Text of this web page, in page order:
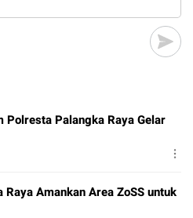
Polresta Palangka Raya Gelar
Amankan Area ZoSS untuk